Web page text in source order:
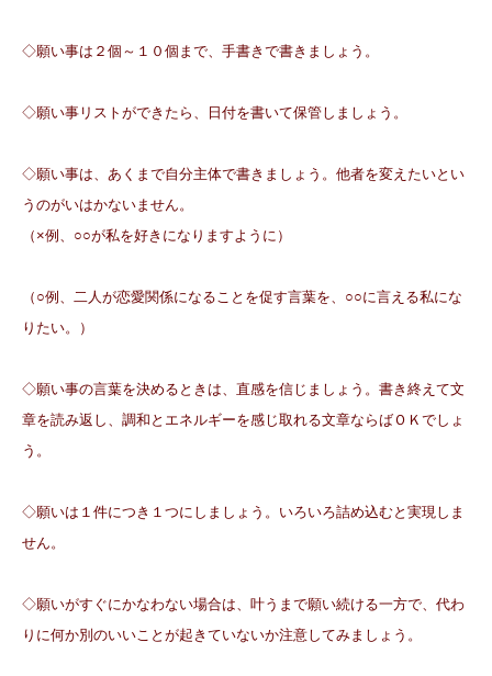
◇願い事は２個～１０個まで、手書きで書きましょう。
◇願い事リストができたら、日付を書いて保管しましょう。
◇願い事は、あくまで自分主体で書きましょう。他者を変えたいとい
うのがいはかないません。
（×例、○○が私を好きになりますように）
（○例、二人が恋愛関係になることを促す言葉を、○○に言える私にな
りたい。）
◇願い事の言葉を決めるときは、直感を信じましょう。書き終えて文
章を読み返し、調和とエネルギーを感じ取れる文章ならばＯＫでしょ
う。
◇願いは１件につき１つにしましょう。いろいろ詰め込むと実現しま
せん。
◇願いがすぐにかなわない場合は、叶うまで願い続ける一方で、代わ
りに何か別のいいことが起きていないか注意してみましょう。